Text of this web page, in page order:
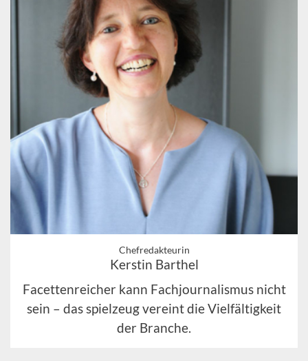
Chefredakteurin
Kerstin Barthel
Facettenreicher kann Fachjournalismus nicht
sein – das spielzeug vereint die Vielfältigkeit
der Branche.